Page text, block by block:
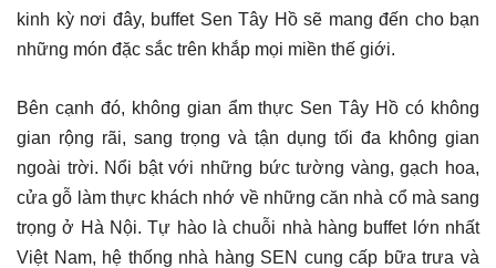
kinh kỳ nơi đây, buffet Sen Tây Hồ sẽ mang đến cho bạn
những món đặc sắc trên khắp mọi miền thế giới.
Bên cạnh đó, không gian ẩm thực Sen Tây Hồ có không
gian rộng rãi, sang trọng và tận dụng tối đa không gian
ngoài trời. Nổi bật với những bức tường vàng, gạch hoa,
cửa gỗ làm thực khách nhớ về những căn nhà cổ mà sang
trọng ở Hà Nội. Tự hào là chuỗi nhà hàng buffet lớn nhất
Việt Nam, hệ thống nhà hàng SEN cung cấp bữa trưa và